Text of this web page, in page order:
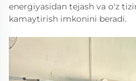
energiyasidan tejash va o'z
kamaytirish imkonini beradi.